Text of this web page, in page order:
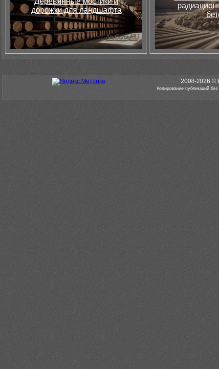
дорожки для ландшафта
2008-2026 ©
Копирование публикаций